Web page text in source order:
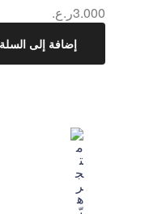
3.000ر.ع.
إضافة إلى السلة